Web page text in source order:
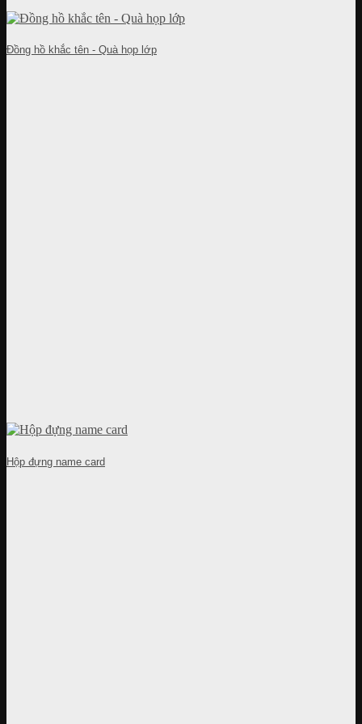
Đồng hồ khắc tên - Quà họp lớp
Hộp đựng name card